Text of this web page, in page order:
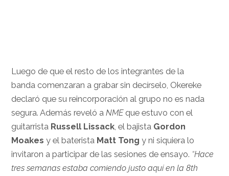
Luego de que el resto de los integrantes de la
banda comenzaran a grabar sin decírselo, Okereke
declaró que su reincorporación al grupo no es nada
segura. Además reveló aNMEque estuvo con el
guitarrista Russell Lissack, el bajista Gordon
Moakes y el baterista Matt Tong y ni siquiera lo
invitaron a participar de las sesiones de ensayo. “Hace
tres semanas estaba comiendo justo aquí en la 8th